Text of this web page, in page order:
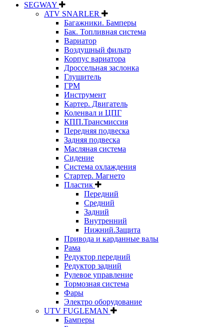
SEGWAY
ATV SNARLER
Багажники. Бамперы
Бак. Топливная система
Вариатор
Воздушный фильтр
Корпус вариатора
Дроссельная заслонка
Глушитель
ГРМ
Инструмент
Картер. Двигатель
Коленвал и ЦПГ
КПП.Трансмиссия
Передняя подвеска
Задняя подвеска
Масляная система
Сидение
Система охлаждения
Стартер. Магнето
Пластик
Передний
Средний
Задний
Внутренний
Нижний.Защита
Привода и карданные валы
Рама
Редуктор передний
Редуктор задний
Рулевое управление
Тормозная система
Фары
Электро оборудование
UTV FUGLEMAN
Бамперы